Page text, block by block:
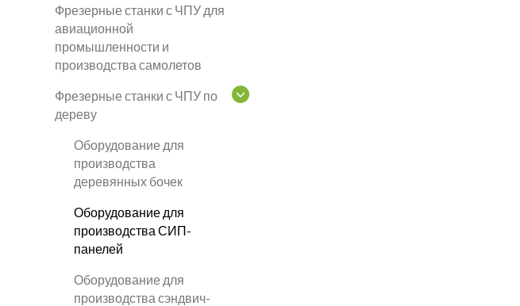
Фрезерные станки с ЧПУ для
авиационной
промышленности и
производства самолетов
Фрезерные станки с ЧПУ по
дереву
Оборудование для
производства
деревянных бочек
Оборудование для
производства СИП-
панелей
Оборудование для
производства сэндвич-